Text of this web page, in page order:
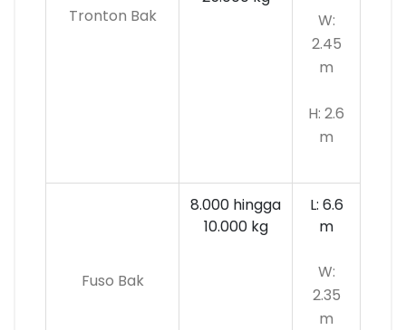
Tronton Bak
W:
2.45
m
H: 2.6
m
Fuso Bak
8.000 hingga
10.000kg
L: 6.6
m
W:
2.35
m